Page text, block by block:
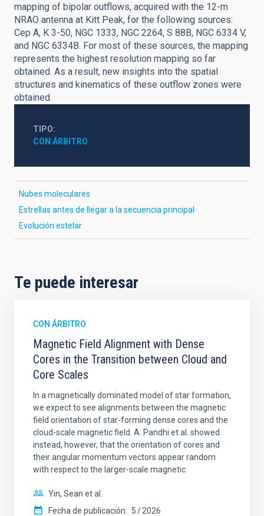
mapping of bipolar outflows, acquired with the 12-m
NRAO antenna at Kitt Peak, for the following sources:
Cep A, K 3-50, NGC 1333, NGC 2264, S 88B, NGC 6334 V,
and NGC 6334B. For most of these sources, the mapping
represents the highest resolution mapping so far
obtained. As a result, new insights into the spatial
structures and kinematics of these outflow zones were
obtained.
TIPO
CON ÁRBITRO
Nubes moleculares
Estrellas antes de llegar a la secuencia principal
Evolución estelar
Te puede interesar
CON ÁRBITRO
Magnetic Field Alignment with Dense
Cores in the Transition between Cloud and
Core Scales
In a magnetically dominated model of star formation,
we expect to see alignments between the magnetic
field orientation of star-forming dense cores and the
cloud-scale magnetic field. A. Pandhi et al. showed
instead, however, that the orientation of cores and
their angular momentum vectors appear random
with respect to the larger-scale magnetic
Yin, Sean et al.
Fecha de publicación: 5 2026